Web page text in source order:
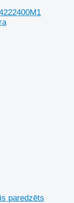
paredzēts